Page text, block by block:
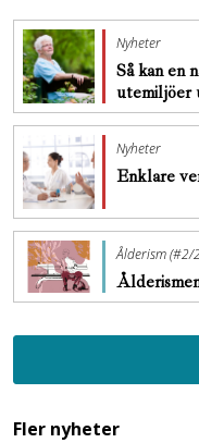
Nyheter
Så kan en
utemiljöer
Nyheter
Enklare
Ålderism (#2/
Fler nyheter